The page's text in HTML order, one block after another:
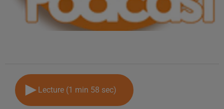
Lecture (1 min 58 sec)